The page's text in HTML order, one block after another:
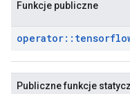
Funkcje publiczne
operator::
Publiczne funkcje